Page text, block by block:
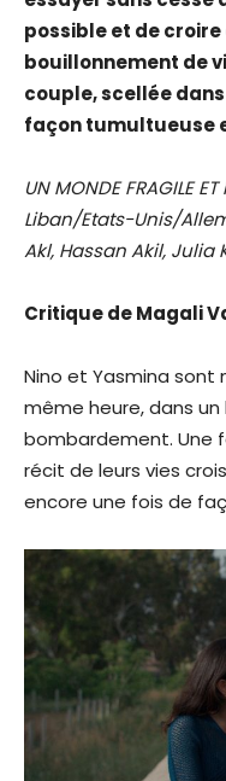
possible et de croire
bouillonnement de
couple, scellée
façon tumultueuse
UN MONDE FRAGILE
Liban/Etats-Unis/
Akl, Hassan Akil,
Critique de Magali
Nino et Yasmina
même heure, dans un
bombardement. Une
récit de leurs vies
encore une fois de